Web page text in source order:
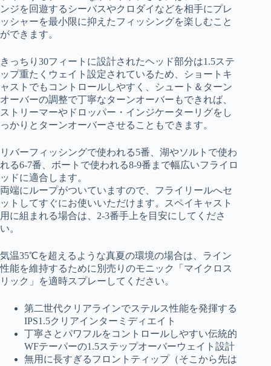
ンジを回遊するシーバスやクロダイなどを相手にプレ
ッシャーを最小限に抑えたフィッシングを楽しむこと
ができます。
きっちり30フィートに設計されたヘッド部分は1.5ステ
ップ重たくウェイト設定されているため、ショートキ
ャストでもコントロールしやすく、シュート＆ターン
オーバーの調整で丁寧なターンオーバーもできれば、
ストリーマーやドロッパー・インジケーターリグをし
っかりとターンオーバーさせることもできます。
リバーフィッシングで使われる5番、湖やソルトで使わ
れる6-7番、ボートで使われる8-9番まで幅広いフライロ
ッドに適合します。
両端にループがついていますので、フライリールへセ
ットしてすぐにお使いいただけます。スペイキャスト
用に組まれる場合は、2-3番手上を目安にしてくださ
い。
気温35℃を超えるような真夏の環境の場合は、ライン
性能を維持するために別売りのモニック「マイクロス
リック」を適時スプレーしてください。
第二世代クリアラインでステルス性能を発揮する
IPS1.5クリアインターミディエイト
丁寧さとパワフルをコントロールしやすい伝統的
WFテーパーの1.5ステップオーバーウェイト設計
無用に長すぎるフロントティップ（そこから先は